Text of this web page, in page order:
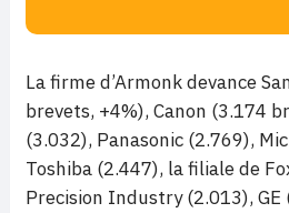
La firme d’Armonk devance
brevets, +4%), Canon (3.174
(3.032), Panasonic (2.769),
Toshiba (2.447), la filiale de
Precision Industry (2.013), GE